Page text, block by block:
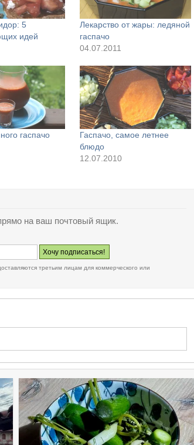
5
идей
Лекарство от жары: ледяной
гаспачо
04.07.2011
гаспачо
Гаспачо, самое летнее
блюдо
12.07.2010
на ваш почтовый ящик.
третьим лицам для коммерческого или